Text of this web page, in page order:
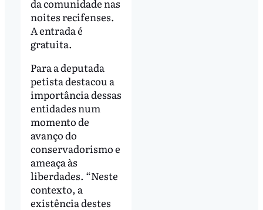
da comunidade nas
noites recifenses.
A entrada é
gratuita.
Para a deputada
petista destacou a
importância dessas
entidades num
momento de
avanço do
conservadorismo e
ameaça às
liberdades. “Neste
contexto, a
existência destes